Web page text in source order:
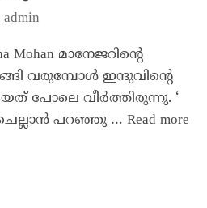
admin
Mohan മാനേജറിൻ്റെ
വരുമ്പോൾ ഇന്ദുവിൻ്റെ
പോലെ വീർത്തിരുന്നു. ‘
പറഞ്ഞു … Read more